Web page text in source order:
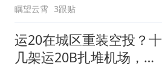
瞩望云霄 3跟贴
运20在城区重装空投？十
几架运20B扎堆机场，大